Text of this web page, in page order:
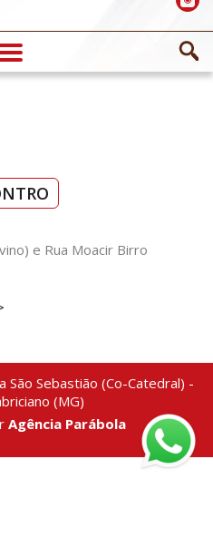
e Rua Moacir Birro
Sebastião (Co-Catedral) -
(MG)
Agência Parábola